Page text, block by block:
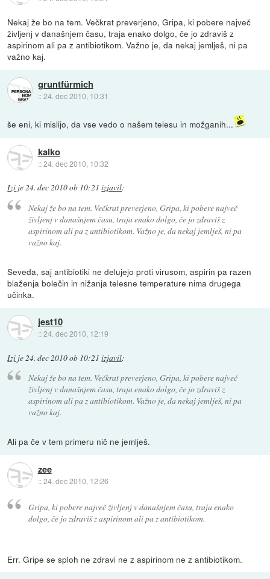
Nekaj že bo na tem. Večkrat preverjeno, Gripa, ki pobere največ
življenj v današnjem času, traja enako dolgo, če jo zdraviš z
aspirinom ali pa z antibiotikom. Važno je, da nekaj jemlješ, ni pa
važno kaj.
gruntfürmich
::24. dec 2010, 10:31
še eni, ki mislijo, da vse vedo o našem telesu in možganih...
kalko
::24. dec 2010, 10:32
Izi je24. dec 2010 ob 10:21 izjavil:
Nekaj že bo na tem. Večkrat preverjeno, Gripa, ki pobere največ
življenj v današnjem času, traja enako dolgo, če jo zdraviš z
aspirinom ali pa z antibiotikom. Važno je, da nekaj jemlješ, ni pa
važno kaj.
Seveda, saj antibiotiki ne delujejo proti virusom, aspirin pa razen
blaženja bolečin in nižanja telesne temperature nima drugega
učinka.
jest10
::24. dec 2010, 12:19
Izi je24. dec 2010 ob 10:21 izjavil:
Nekaj že bo na tem. Večkrat preverjeno, Gripa, ki pobere največ
življenj v današnjem času, traja enako dolgo, če jo zdraviš z
aspirinom ali pa z antibiotikom. Važno je, da nekaj jemlješ, ni pa
važno kaj.
Ali pa če v tem primeru nič ne jemlješ.
zee
::24. dec 2010, 12:26
Gripa, ki pobere največ življenj v današnjem času, traja enako
dolgo, če jo zdraviš z aspirinom ali pa z antibiotikom.
Err. Gripe se sploh ne zdravi ne z aspirinom ne z antibiotikom.